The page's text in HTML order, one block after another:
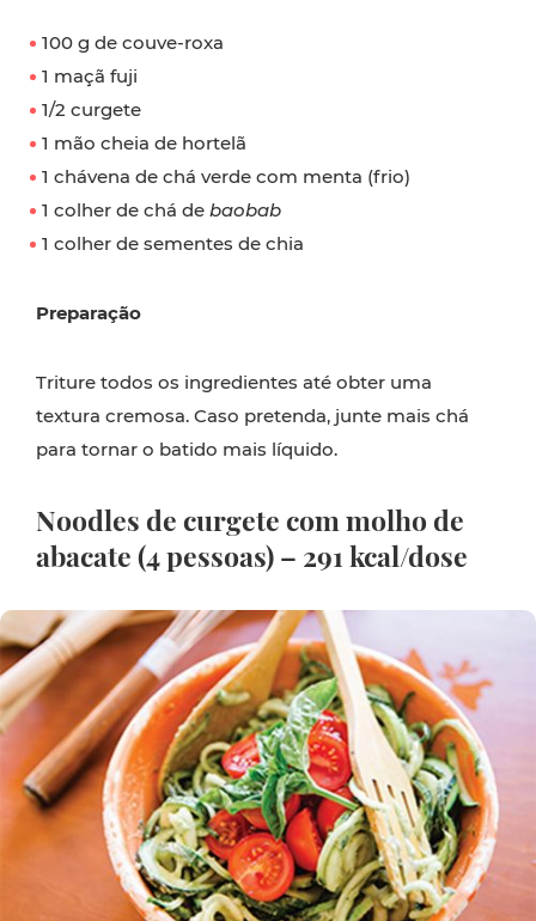
100 g de couve-roxa
1 maçã fuji
1/2 curgete
1 mão cheia de hortelã
1 chávena de chá verde com menta (frio)
1 colher de chá de baobab
1 colher de sementes de chia
Preparação
Triture todos os ingredientes até obter uma
textura cremosa. Caso pretenda, junte mais chá
para tornar o batido mais líquido.
Noodles de curgete com molho de
abacate (4 pessoas) – 291 kcal/dose